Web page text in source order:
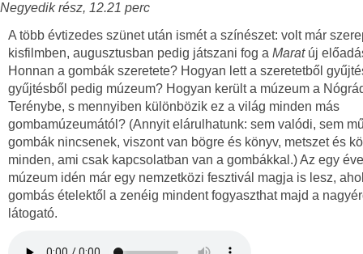
Negyedik rész, 12.21 perc
A több évtizedes szünet után ismét a színészet: volt már
kisfilmben, augusztusban pedig játszani fog a Maratúj
Honnan a gombák szeretete? Hogyan lett a szeretetből
gyűjtésből pedig múzeum? Hogyan került a múzeum a
Terénybe, s mennyiben különbözik ez a világ minden más
gombamúzeumától? (Annyit elárulhatunk: sem valódi, sem
gombák nincsenek, viszont van bögre és könyv, metszet és
minden, ami csak kapcsolatban van a gombákkal.) Az egy
múzeum idén már egy nemzetközi fesztivál magja is lesz,
gombás ételektől a zenéig mindent fogyaszthat majd a
látogató.